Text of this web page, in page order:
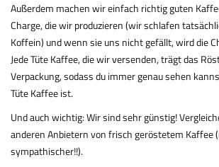
Außerdem machen wir einfach richtig guten
Charge, die wir produzieren (wir schlafen
Koffein) und wenn sie uns nicht gefällt, wird die
Jede Tüte Kaffee, die wir versenden, trägt das
Verpackung, sodass du immer genau sehen
Tüte Kaffee ist.
Und auch wichtig: Wir sind sehr günstig!
anderen Anbietern von frisch geröstetem Kaffee
sympathischer!!).